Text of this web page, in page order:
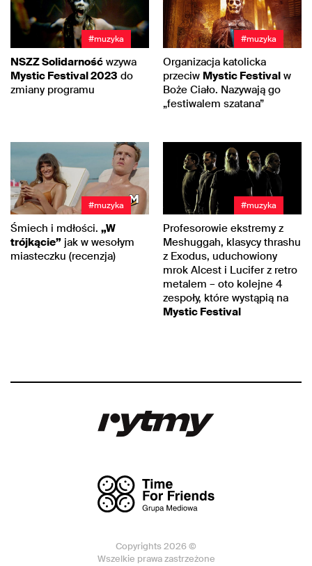
#muzyka
NSZZ Solidarność wzywa
Mystic Festival 2023 do
zmiany programu
#muzyka
Organizacja katolicka
przeciw Mystic Festival w
Boże Ciało. Nazywają go
„festiwalem szatana”
#muzyka
Śmiech i mdłości. „W
trójkącie” jak w wesołym
miasteczku (recenzja)
#muzyka
Profesorowie ekstremy z
Meshuggah, klasycy thrashu
z Exodus, uduchowiony
mrok Alcest i Lucifer z retro
metalem – oto kolejne 4
zespoły, które wystąpią na
Mystic Festival
Copyrights 2026 ©
Wszelkie prawa zastrzeżone